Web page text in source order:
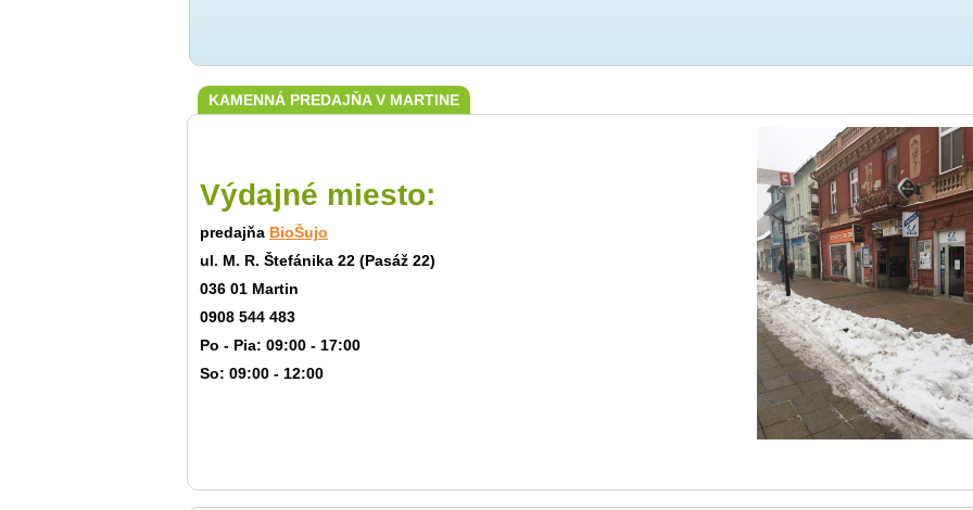
KAMENNÁ PREDAJŇA V MARTINE
Výdajné miesto:
predajňa BioŠujo
ul. M. R. Štefánika 22 (Pasáž 22)
036 01 Martin
0908 544 483
Po - Pia: 09:00 - 17:00
So: 09:00 - 12:00